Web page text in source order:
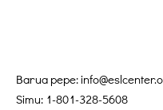
Barua pepe:
Simu: 1-801-328-5608